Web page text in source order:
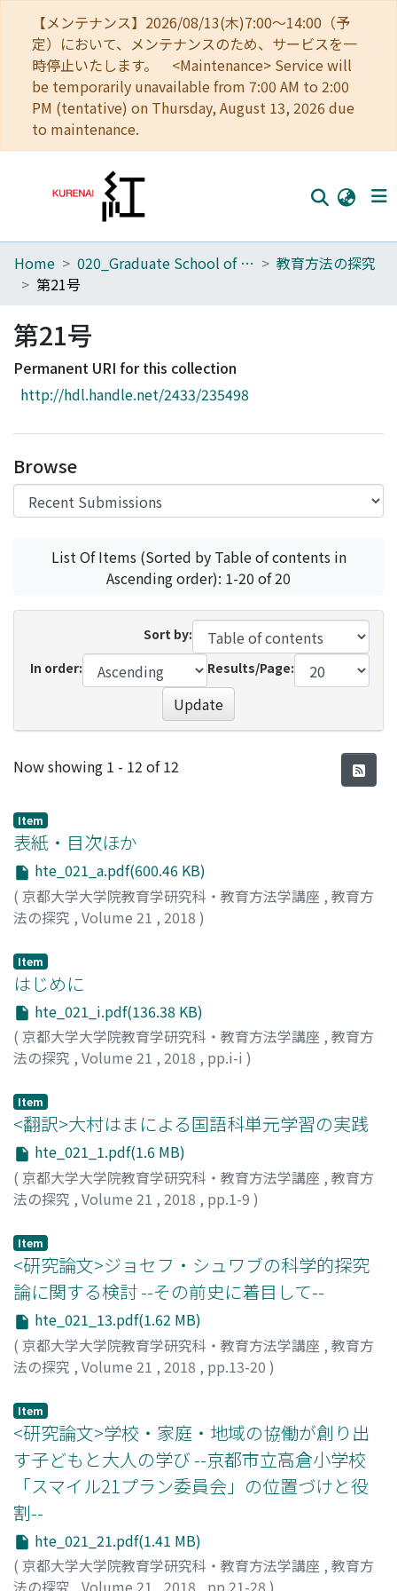
【メンテナンス】2026/08/13(木)7:00～14:00（予
定）において、メンテナンスのため、サービスを一
時停止いたします。 <Maintenance> Service will
be temporarily unavailable from 7:00 AM to 2:00
PM (tentative) on Thursday, August 13, 2026 due
to maintenance.
Home
Browse
Download Ranking
Access Statistics
Home 020_Graduate School of Education
教育方法の探究
第21号
第21号
Permanent URI for this collection
http://hdl.handle.net/2433/235498
Browse
List Of Items (Sorted by Table of contents in
Ascending order): 1-20 of 20
Sort by:
In order:
Results/Page:
Update
Recent Submissions
Now showing 1 - 12 of 12
Item
表紙・目次ほか
hte_021_a.pdf(600.46 KB)
( 京都大学大学院教育学研究科・教育方法学講座 , 教育方
法の探究 , Volume 21 , 2018 )
Item
はじめに
hte_021_i.pdf(136.38 KB)
( 京都大学大学院教育学研究科・教育方法学講座 , 教育方
法の探究 , Volume 21 , 2018 , pp.i-i )
Item
<翻訳>大村はまによる国語科単元学習の実践
hte_021_1.pdf(1.6 MB)
( 京都大学大学院教育学研究科・教育方法学講座 , 教育方
法の探究 , Volume 21 , 2018 , pp.1-9 )
Item
<研究論文>ジョセフ・シュワブの科学的探究
論に関する検討 --その前史に着目して--
hte_021_13.pdf(1.62 MB)
( 京都大学大学院教育学研究科・教育方法学講座 , 教育方
法の探究 , Volume 21 , 2018 , pp.13-20 )
Item
<研究論文>学校・家庭・地域の協働が創り出
す子どもと大人の学び --京都市立高倉小学校
「スマイル21プラン委員会」の位置づけと役
割--
hte_021_21.pdf(1.41 MB)
( 京都大学大学院教育学研究科・教育方法学講座 , 教育方